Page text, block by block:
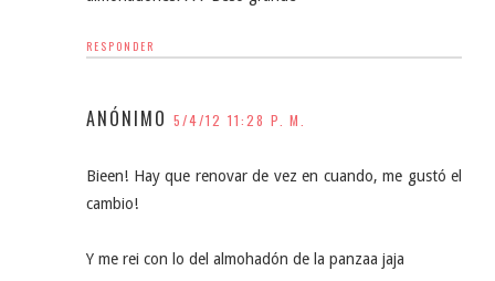
RESPONDER
ANÓNIMO 5/4/12 11:28 P. M.
Bieen! Hay que renovar de vez en cuando, me gustó el
cambio!
Y me rei con lo del almohadón de la panzaa jaja